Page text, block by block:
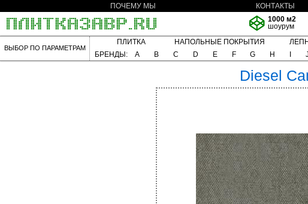
ПОЧЕМУ МЫ КОНТАКТЫ
1000 м2
шоурум
ВЫБОР ПО ПАРАМЕТРАМ
ПЛИТКА НАПОЛЬНЫЕ ПОКРЫТИЯ
БРЕНДЫ:
A B C D E F G H
Diesel